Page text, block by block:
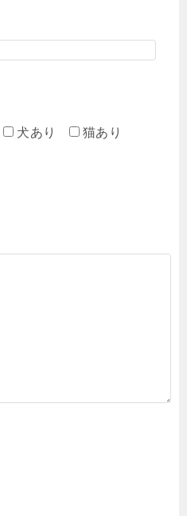
犬あり 猫あり